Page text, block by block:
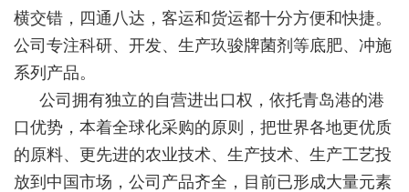
横交错，四通八达，客运和货运都十分方便和快捷。
公司专注科研、开发、生产玖骏牌菌剂等底肥、冲施
系列产品。
公司拥有独立的自营进出口权，依托青岛港的港
口优势，本着全球化采购的原则，把世界各地更优质
的原料、更先进的农业技术、生产技术、生产工艺投
放到中国市场，公司产品齐全，目前已形成大量元素